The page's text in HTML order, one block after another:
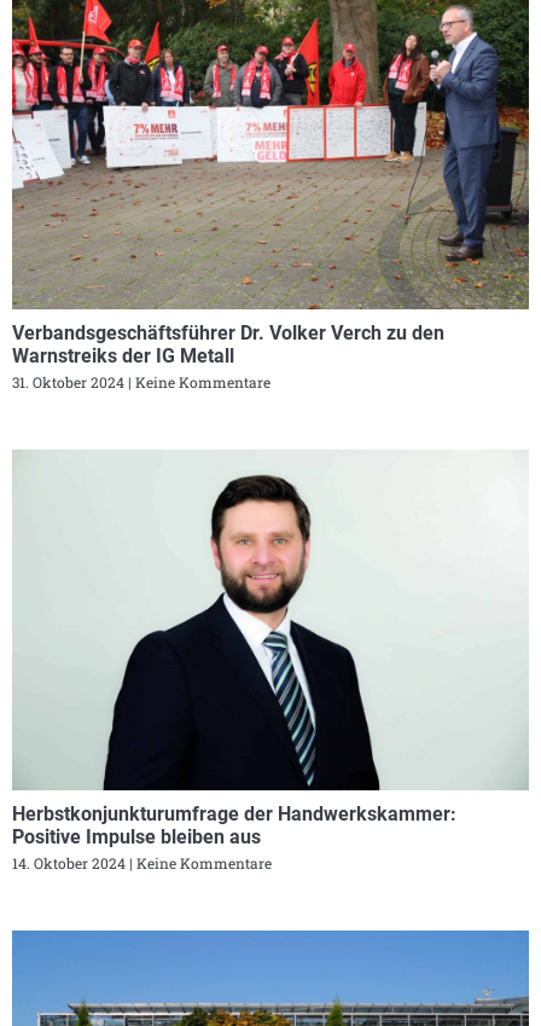
Verbandsgeschäftsführer Dr. Volker Verch zu den
Warnstreiks der IG Metall
31. Oktober 2024 Keine Kommentare
Herbstkonjunkturumfrage der Handwerkskammer:
Positive Impulse bleiben aus
14. Oktober 2024 Keine Kommentare